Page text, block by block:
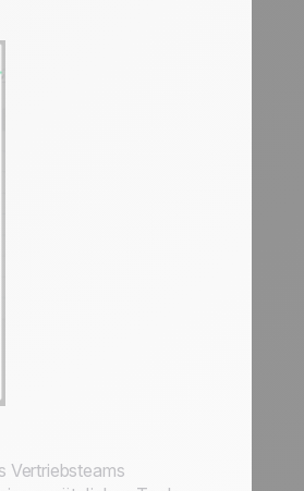
Vertriebsteams